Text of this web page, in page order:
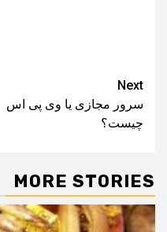
Post
navigation
Next
سرور مجازی یا وی پی اس
چیست؟
MORE STORIES